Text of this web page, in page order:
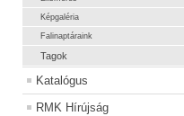
Képgaléria
Falinaptáraink
Tagok
Katalógus
RMK Hírújság